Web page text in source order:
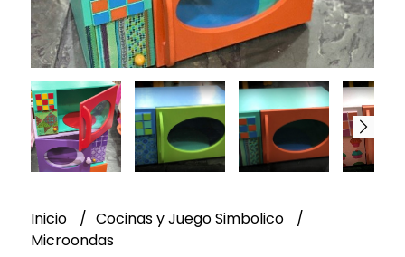
Inicio
Cocinas y Juego Simbolico
Microondas